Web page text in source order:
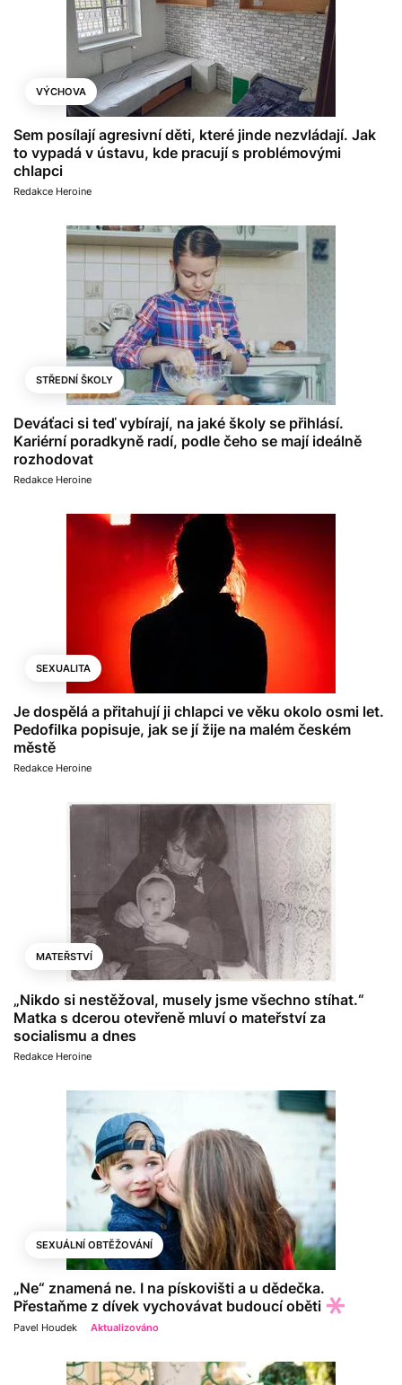
VÝCHOVA
Sem posílají agresivní děti, které jinde nezvládají. Jak
to vypadá v ústavu, kde pracují s problémovými
chlapci
Redakce Heroine
STŘEDNÍ ŠKOLY
Deváťaci si teď vybírají, na jaké školy se přihlásí.
Kariérní poradkyně radí, podle čeho se mají ideálně
rozhodovat
Redakce Heroine
SEXUALITA
Je dospělá a přitahují ji chlapci ve věku okolo osmi let.
Pedofilka popisuje, jak se jí žije na malém českém
městě
Redakce Heroine
MATEŘSTVÍ
„Nikdo si nestěžoval, musely jsme všechno stíhat.“
Matka s dcerou otevřeně mluví o mateřství za
socialismu a dnes
Redakce Heroine
SEXUÁLNÍ OBTĚŽOVÁNÍ
„Ne“ znamená ne. I na pískovišti a u dědečka.
Přestaňme z dívek vychovávat budoucí oběti
Pavel Houdek Aktualizováno